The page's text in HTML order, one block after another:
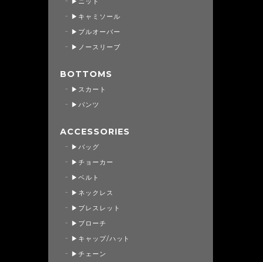
▶キャミソール
▶プルオーバー
▶ノースリーブ
BOTTOMS
▶スカート
▶パンツ
ACCESSORIES
▶バッグ
▶チョーカー
▶ベルト
▶ネックレス
▶ブレスレット
▶ブローチ
▶キャップ/ハット
▶チェーン